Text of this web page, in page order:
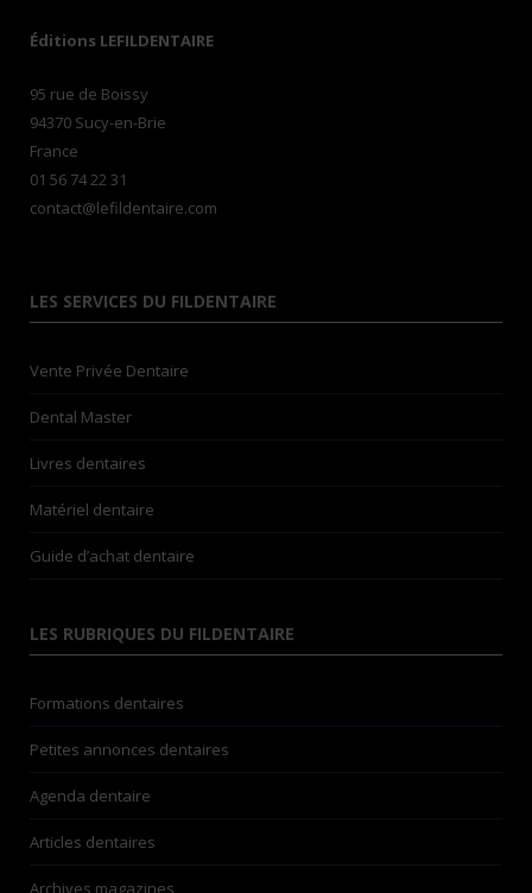
Éditions LEFILDENTAIRE
95 rue de Boissy
94370 Sucy-en-Brie
France
01 56 74 22 31
contact@lefildentaire.com
LES SERVICES DU FILDENTAIRE
Vente Privée Dentaire
Dental Master
Livres dentaires
Matériel dentaire
Guide d’achat dentaire
LES RUBRIQUES DU FILDENTAIRE
Formations dentaires
Petites annonces dentaires
Agenda dentaire
Articles dentaires
Archives magazines